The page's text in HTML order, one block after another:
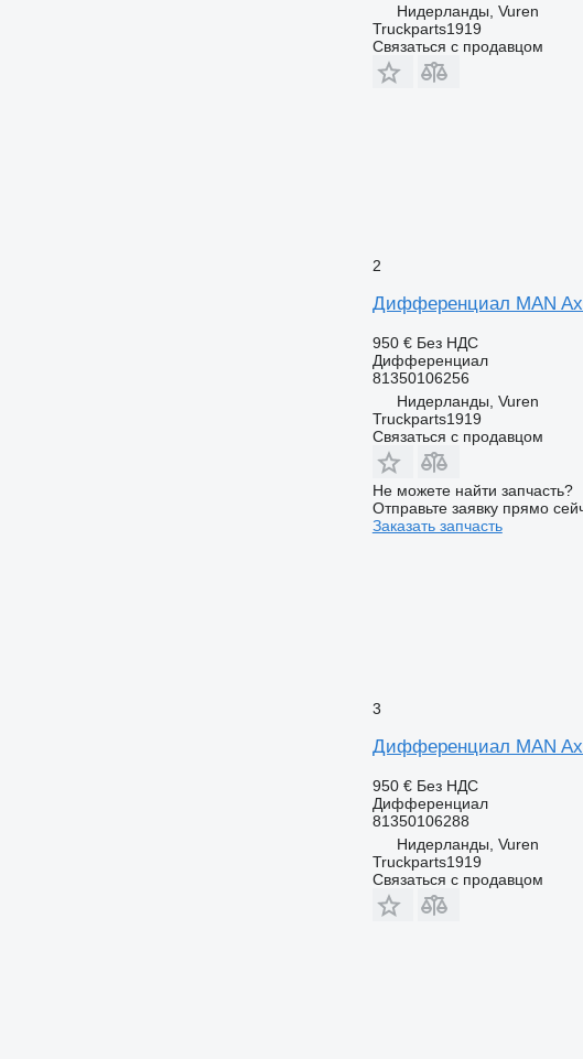
Нидерланды, Vuren
Truckparts1919
Связаться с продавцом
2
Дифференциал MAN
950 € Без НДС
Дифференциал
81350106256
Нидерланды, Vuren
Truckparts1919
Связаться с продавцом
Не можете найти запчасть?
Отправьте заявку прямо
Заказать запчасть
3
Дифференциал MAN
950 € Без НДС
Дифференциал
81350106288
Нидерланды, Vuren
Truckparts1919
Связаться с продавцом